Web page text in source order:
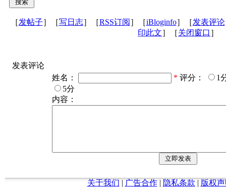
［发帖子］［写日志］［RSS订阅 ］［iBloginfo］［发表评论
印此文］［关闭窗口 ］
发表评论
姓名：
* 评分：
1
5分
内容：
关于我们 | 广告合作| 隐私条款 | 版权